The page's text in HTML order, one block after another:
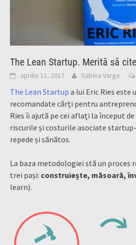
The Lean Startup. Merită să
aprilie 11, 2017 Sabina Varga
The Lean Startup a lui Eric Ries este
recomandate cărți pentru
Ries îi ajută pe cei aflați la început de
riscurile și costurile asociate
repede și sănătos.
La baza metodologiei stă un
trei pași: construiește, măsoară,
learn).